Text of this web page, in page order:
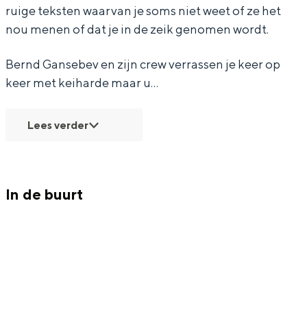
ruige teksten waarvan je soms niet weet of ze het
nou menen of dat je in de zeik genomen wordt.
Bernd Gansebev en zijn crew verrassen je keer op
keer met keiharde maar u…
Lees verder
In de buurt